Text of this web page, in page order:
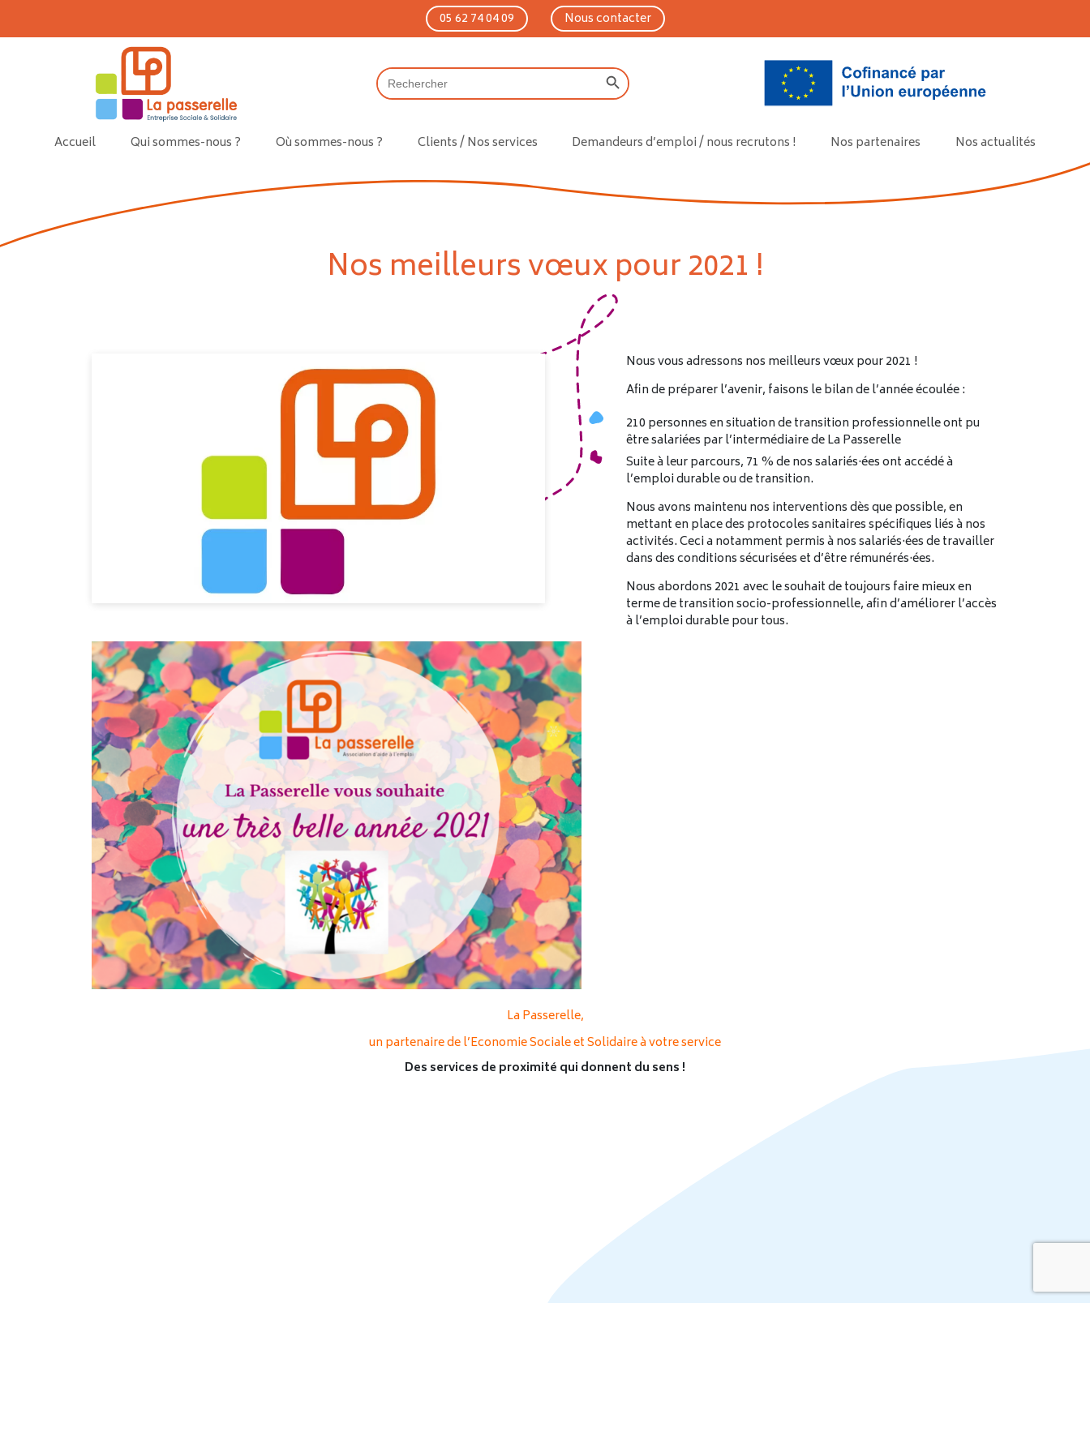
05 62 74 04 09 Nous contacter
Search
for:
Search Button
Accueil Qui sommes-nous ? Où sommes-nous ? Clients / Nos services Demandeurs d’emploi / nous recrutons ! Nos partenaires Nos actualités
Nos meilleurs vœux pour 2021 !
Nous vous adressons nos meilleurs vœux pour 2021 !
Afin de préparer l’avenir, faisons le bilan de l’année écoulée :
210 personnes en situation de transition professionnelle ont pu
être salariées par l’intermédiaire de La Passerelle
Suite à leur parcours, 71 % de nos salariés·ées ont accédé à
l’emploi durable ou de transition.
Nous avons maintenu nos interventions dès que possible, en
mettant en place des protocoles sanitaires spécifiques liés à nos
activités. Ceci a notamment permis à nos salariés·ées de travailler
dans des conditions sécurisées et d’être rémunérés·ées.
Nous abordons 2021 avec le souhait de toujours faire mieux en
terme de transition socio-professionnelle, afin d’améliorer l’accès
à l’emploi durable pour tous.
La Passerelle,
un partenaire de l’Economie Sociale et Solidaire à votre service
Des services de proximité qui donnent du sens !